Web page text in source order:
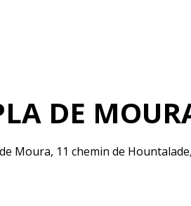
DE
Moura, 11 chemin de